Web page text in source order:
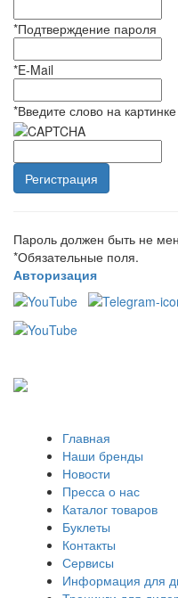
*Подтверждение пароля
*E-Mail
*Введите слово на картинке
Пароль должен быть не
*Обязательные поля.
Авторизация
Главная
Наши бренды
Новости
Пресса о нас
Каталог товаров
Буклеты
Контакты
Сервисы
Информация для